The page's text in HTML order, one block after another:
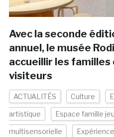
Avec la seconde
annuel, le musée
accueillir les familles
visiteurs
ACTUALITÉS Culture
artistique Espace famille
multisensorielle